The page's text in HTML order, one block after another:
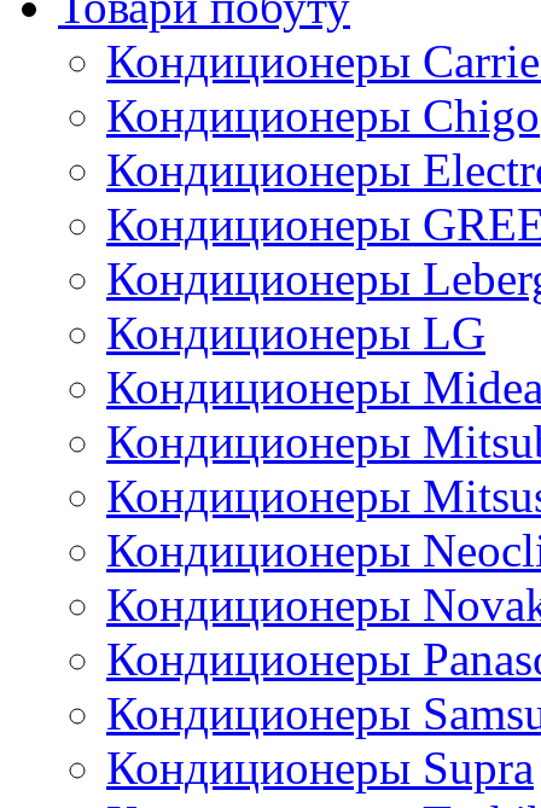
Кондиционеры
Кондиционеры Chigo
Кондиционеры
Кондиционеры
Кондиционеры
Кондиционеры LG
Кондиционеры
Кондиционеры
Кондиционеры
Кондиционеры
Кондиционеры
Кондиционеры
Кондиционеры
Кондиционеры Supra